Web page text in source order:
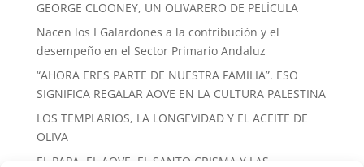
GEORGE CLOONEY, UN OLIVARERO DE PELÍCULA
Nacen los I Galardones a la contribución y el
desempeño en el Sector Primario Andaluz
“AHORA ERES PARTE DE NUESTRA FAMILIA”. ESO
SIGNIFICA REGALAR AOVE EN LA CULTURA PALESTINA
LOS TEMPLARIOS, LA LONGEVIDAD Y EL ACEITE DE
OLIVA
EL PAPA, EL AOVE, EL SANTO CRISMA Y LAS